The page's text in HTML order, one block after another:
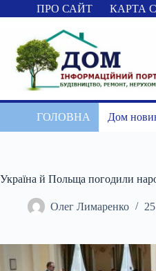
Перейти
до
ПРО САЙТ КАРТА
ГОЛОВНА Дом
Україна й Польща погодили
Олег Лимаренко